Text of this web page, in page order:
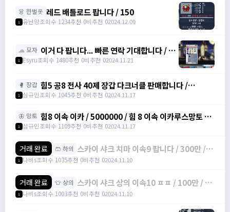
👗 한벌옷 레드 배틀로드 팝니다 / 150
1 유난양조회수 1234추천 0비추천 02024.12.09
🧢 모자 이거 다 팝니다... 빠른 연락 기대합니다 / 4
천만 메소
1 Esyru조회수 1480추천 0비추천 02024.11.21
🥊 장갑 힘5 공8 전사 40제 장갑 다크너클 판매합니다 /
6000000 / 전사 40제 공 8 장갑 /
1 심규민조회수 1045추천 0비추천 02024.11.17
🦋 망토 힘8 이속 이카 / 5000000 / 힘 8 이속 이카루스망토 /
https://open.kakao.com/o/sbe7MC0g
1 심규민조회수 1109추천 0비추천 02024.11.17
거래 완료 🩳 하의 스카이 샤크 치마 이속9 팝니다 / 300만 /
물방+1 이속+4 상옵
1 나비s조회수 1035추천 0비추천 02024.11.10
거래 완료 👕 상의 스카이 샤크 상의 이속10 ㅍㅍ / 100만 / 물
방 +1 이속+3 상옵
1 나비s조회수 1003추천 0비추천 02024.11.10